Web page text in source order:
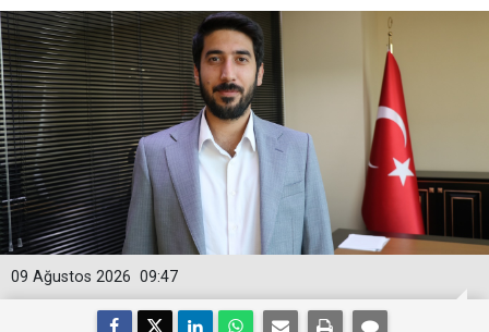
09:47
09 Ağustos 2026